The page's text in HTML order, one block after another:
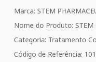
Marca: STEM
Nome do Produto: STEM
Categoria: Tratamento
Código de Referência: